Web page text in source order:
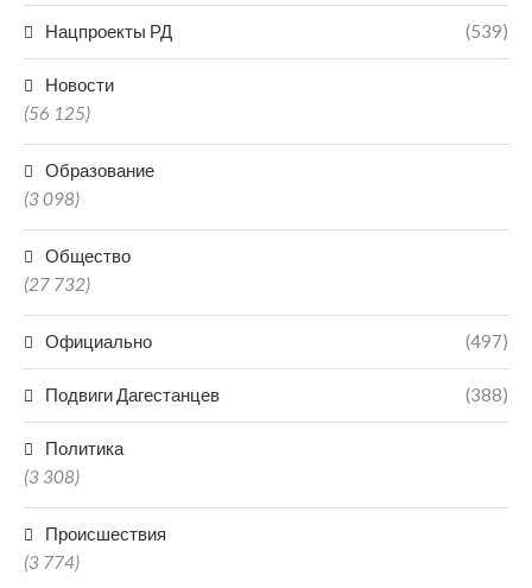
Нацпроекты РД (539)
Новости
(56 125)
Образование
(3 098)
Общество
(27 732)
Официально (497)
Подвиги Дагестанцев (388)
Политика
(3 308)
Происшествия
(3 774)